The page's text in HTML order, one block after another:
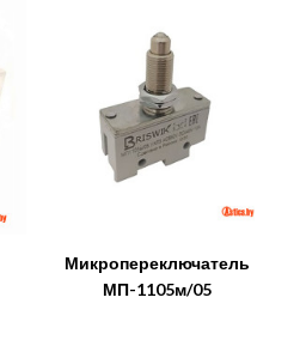
Микропереключатель
МП-1105м/05